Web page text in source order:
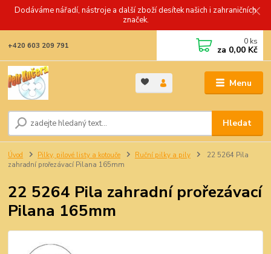
Dodáváme nářadí, nástroje a další zboží desítek našich i zahraničních
značek.
Menu
Hledat
+420 603 209 791 0 ks
za 0,00 Kč
Úvod Pilky, pilové listy a kotouče Ruční pilky a pily
22 5264 Pila
zahradní prořezávací Pilana 165mm
22 5264 Pila zahradní prořezávací
Pilana 165mm